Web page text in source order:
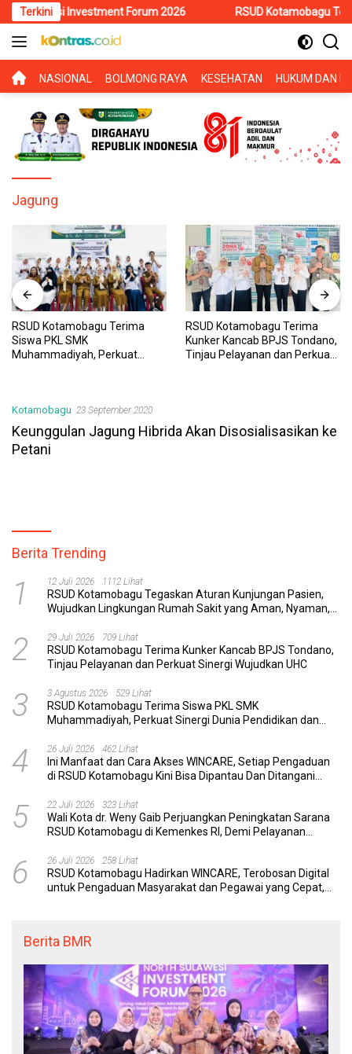
Langsung
ke
konten
Terkini
Investment Forum 2026 RSUD Kotamobagu Terima
BERANDA
NASIONAL BOLMONG RAYA KESEHATAN HUKUM DAN
Jagung
RSUD Kotamobagu Terima
Siswa PKL SMK
Muhammadiyah, Perkuat
RSUD Kotamobagu Terima
Kunker Kancab BPJS Tondano,
Tinjau Pelayanan dan Perkuat
Kotamobagu 23 September 2020
Keunggulan Jagung Hibrida Akan Disosialisasikan ke
Petani
Berita Trending
1 12 Juli 2026 1112 Lihat
RSUD Kotamobagu Tegaskan Aturan Kunjungan Pasien,
Wujudkan Lingkungan Rumah Sakit yang Aman, Nyaman,
2 29 Juli 2026 709 Lihat
RSUD Kotamobagu Terima Kunker Kancab BPJS Tondano,
Tinjau Pelayanan dan Perkuat Sinergi Wujudkan UHC
3 3 Agustus 2026 529 Lihat
RSUD Kotamobagu Terima Siswa PKL SMK
Muhammadiyah, Perkuat Sinergi Dunia Pendidikan dan
4 26 Juli 2026 462 Lihat
Ini Manfaat dan Cara Akses WINCARE, Setiap Pengaduan
di RSUD Kotamobagu Kini Bisa Dipantau Dan Ditangani
5 22 Juli 2026 323 Lihat
Wali Kota dr. Weny Gaib Perjuangkan Peningkatan Sarana
RSUD Kotamobagu di Kemenkes RI, Demi Pelayanan
6 26 Juli 2026 258 Lihat
RSUD Kotamobagu Hadirkan WINCARE, Terobosan Digital
untuk Pengaduan Masyarakat dan Pegawai yang Cepat,
Berita BMR